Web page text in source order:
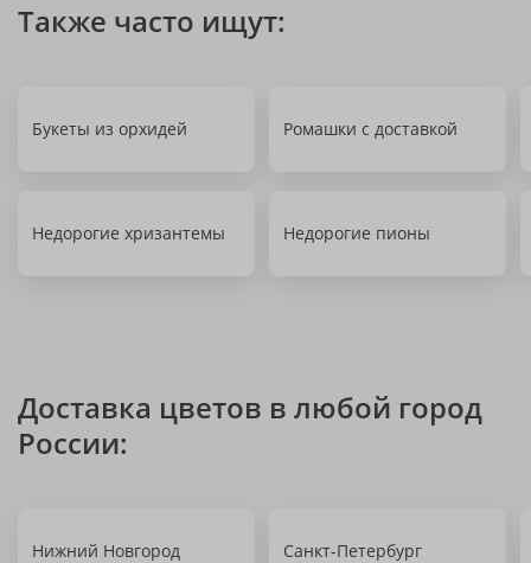
Также часто ищут:
Букеты из орхидей Ромашки с доставкой
Недорогие хризантемы Недорогие пионы
Доставка цветов в любой город
России:
Нижний Новгород Санкт-Петербург